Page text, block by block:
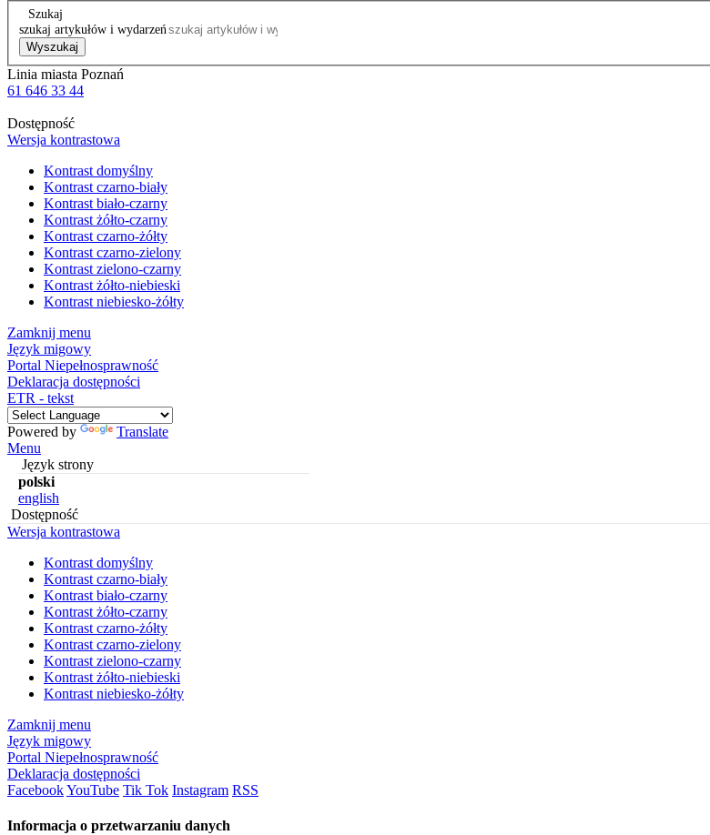
Szukaj
szukaj artykułów i wydarzeń
Wyszukaj
Linia miasta Poznań
61 646 33 44
Dostępność
Wersja kontrastowa
Kontrast domyślny
Kontrast czarno-biały
Kontrast biało-czarny
Kontrast żółto-czarny
Kontrast czarno-żółty
Kontrast czarno-zielony
Kontrast zielono-czarny
Kontrast żółto-niebieski
Kontrast niebiesko-żółty
Zamknij menu
Język migowy
Portal Niepełnosprawność
Deklaracja dostępności
ETR - tekst
Powered by
Translate
Menu
Język strony
polski
english
Dostępność
Wersja kontrastowa
Kontrast domyślny
Kontrast czarno-biały
Kontrast biało-czarny
Kontrast żółto-czarny
Kontrast czarno-żółty
Kontrast czarno-zielony
Kontrast zielono-czarny
Kontrast żółto-niebieski
Kontrast niebiesko-żółty
Zamknij menu
Język migowy
Portal Niepełnosprawność
Deklaracja dostępności
FacebookYouTube Tik Tok Instagram RSS
Informacja o przetwarzaniu danych